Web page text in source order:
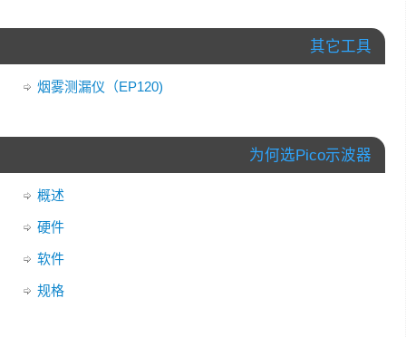
其它工具
烟雾测漏仪（EP120)
为何选Pico示波器
概述
硬件
软件
规格